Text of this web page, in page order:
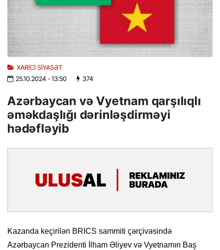
XARICI SIYASƏT
25.10.2024- 13:50 374
Azərbaycan və Vyetnam qarşılıqlı
əməkdaşlığı dərinləşdirməyi
hədəfləyib
Kazanda keçirilən BRICS sammiti çərçivəsində
Azərbaycan Prezidenti İlham Əliyev və Vyetnamın Baş